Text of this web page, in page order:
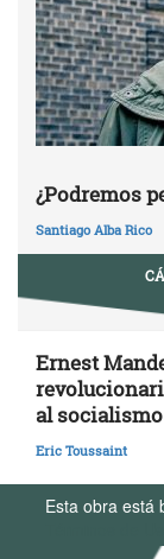
¿Podremos
Santiago Alba Rico
Ernest
al socialismo
Eric Toussaint
Esta obra está